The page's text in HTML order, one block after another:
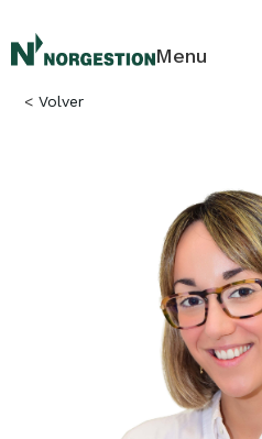
Menu
< Volver